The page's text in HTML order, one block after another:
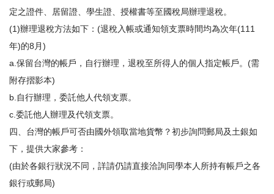
定之證件、居留證、學生證、授權書等至國稅局辦理退稅。
(1)辦理退稅方法如下：(退稅入帳或通知領支票時間均為次年(111
年)的8月)
a.保留台灣的帳戶，自行辦理，退稅至所得人的個人指定帳戶。(需
附存摺影本)
b.自行辦理，委託他人代領支票。
c.委託他人辦理及代領支票。
四、台灣的帳戶可否由國外領取當地貨幣？初步詢問郵局及土銀如
下，提供大家參考：
(由於各銀行狀況不同，詳請仍請直接洽詢同學本人所持有帳戶之各
銀行或郵局)